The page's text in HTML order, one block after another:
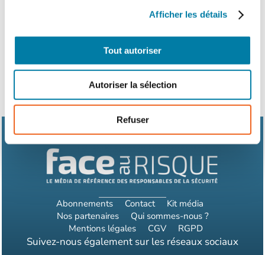
Afficher les détails
Tout autoriser
Autoriser la sélection
Refuser
Abonnements Contact
Kit média
Nos partenaires
Qui sommes-nous ?
Mentions légales
CGV RGPD
Suivez-nous également sur les réseaux sociaux